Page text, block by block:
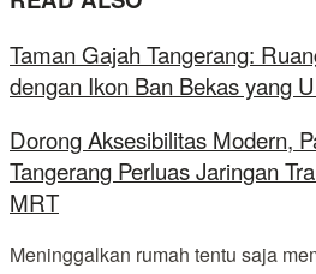
Taman Gajah Tangerang:
dengan Ikon Ban Bekas yang
Dorong Aksesibilitas Modern,
Tangerang Perluas Jaringan
MRT
Meninggalkan rumah tentu saja